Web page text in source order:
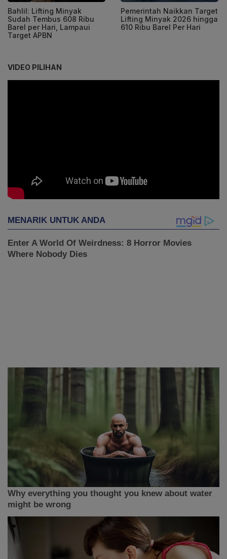
Bahlil: Lifting Minyak
Sudah Tembus 608 Ribu
Barel per Hari, Lampaui
Target APBN
Pemerintah Naikkan Target
Lifting Minyak 2026 hingga
610 Ribu Barel Per Hari
VIDEO PILIHAN